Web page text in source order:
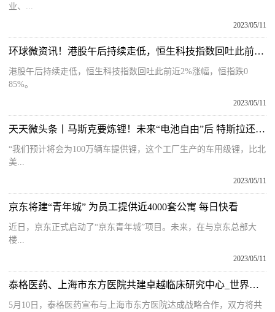
业、...
2023/05/11
环球微资讯！港股午后持续走低，恒生科技指数回吐此前近2%涨幅
港股午后持续走低，恒生科技指数回吐此前近2%涨幅，恒指跌0
85%。
2023/05/11
天天微头条丨马斯克要炼锂！未来“电池自由”后 特斯拉还会继续降价吗？
“我们预计将会为100万辆车提供锂，这个工厂生产的车用级锂，比北
美...
2023/05/11
京东将建“青年城” 为员工提供近4000套公寓 每日快看
近日，京东正式启动了“京东青年城”项目。未来，在与京东总部大
楼...
2023/05/11
泰格医药、上海市东方医院共建卓越临床研究中心_世界滚动
5月10日，泰格医药宣布与上海市东方医院达成战略合作，双方将共